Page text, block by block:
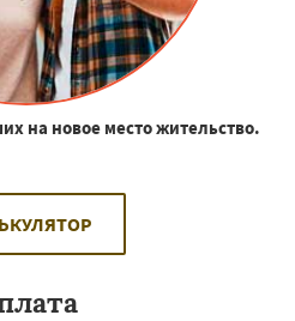
на новое место жительство.